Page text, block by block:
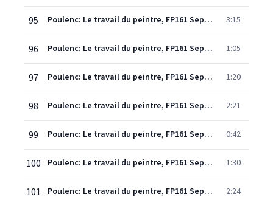
95 Poulenc: Le travail du peintre, FP161 Sept mélodies sur des poèmes de Paul Eluard: 1. Pablo Picasso 3:15
96 Poulenc: Le travail du peintre, FP161 Sept mélodies sur des poèmes de Paul Eluard: 2. Marc Chagall 1:05
97 Poulenc: Le travail du peintre, FP161 Sept mélodies sur des poèmes de Paul Eluard: 3. Georges Braque 1:20
98 Poulenc: Le travail du peintre, FP161 Sept mélodies sur des poèmes de Paul Eluard: 4. Juan Gris 2:21
99 Poulenc: Le travail du peintre, FP161 Sept mélodies sur des poèmes de Paul Eluard: 5. Paul Klee 0:42
100 Poulenc: Le travail du peintre, FP161 Sept mélodies sur des poèmes de Paul Eluard: 6. Joan Miró 1:30
101 Poulenc: Le travail du peintre, FP161 Sept mélodies sur des poèmes de Paul Eluard: 7. Jacques Villon 2:24